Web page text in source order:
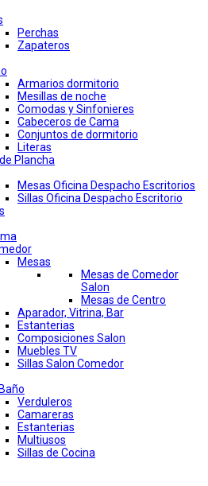
Perchas
Zapateros
Armarios dormitorio
Mesillas de noche
Comodas y Sinfonieres
Cabeceros de Cama
Conjuntos de dormitorio
Literas
Plancha
Mesas Oficina Despacho Escritorios
Sillas Oficina Despacho Escritorio
Mesas
Mesas de Comedor
Salon
Mesas de Centro
Aparador, Vitrina, Bar
Estanterias
Composiciones Salon
Muebles TV
Sillas Salon Comedor
Verduleros
Camareras
Estanterias
Multiusos
Sillas de Cocina